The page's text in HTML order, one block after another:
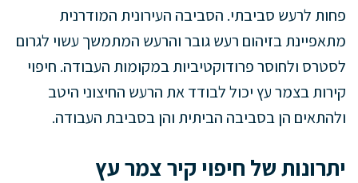
פחות לרעש סביבתי. הסביבה העירונית המודרנית
מתאפיינת בזיהום רעש גובר והרעש המתמשך עשוי לגרום
לסטרס ולחוסר פרודוקטיביות במקומות העבודה. חיפוי
קירות בצמר עץ יכול לבודד את הרעש החיצוני היטב
ולהתאים הן בסביבה הביתית והן בסביבת העבודה.
יתרונות של חיפוי קיר צמר עץ